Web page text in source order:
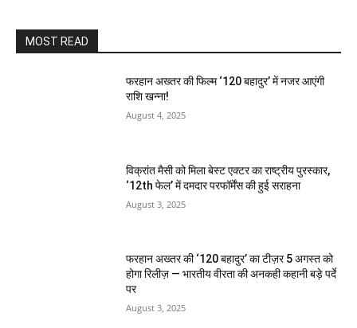
MOST READ
फरहान अख्तर की फिल्म ‘120 बहादुर’ में नजर आएंगी
राशि खन्ना!
August 4, 2025
विक्रांत मैसी को मिला बेस्ट एक्टर का राष्ट्रीय पुरस्कार,
‘12th फेल’ में दमदार परफॉर्मेंस की हुई सराहना
August 3, 2025
फरहान अख्तर की ‘120 बहादुर’ का टीज़र 5 अगस्त को
होगा रिलीज़ — भारतीय वीरता की अनकही कहानी बड़े पर्दे
पर
August 3, 2025